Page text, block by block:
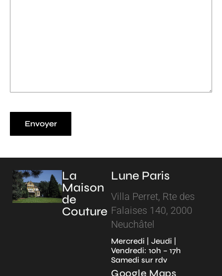
La
Maison
de
Couture
Lune Paris
Villa Perret, Rte des
Falaises 140, 2000
Neuchâtel
Mercredi | Jeudi |
Vendredi: 10h – 17h
Samedi sur rdv
Google Maps